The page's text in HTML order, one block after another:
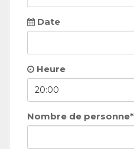
Date
Heure
Nombre de personne*